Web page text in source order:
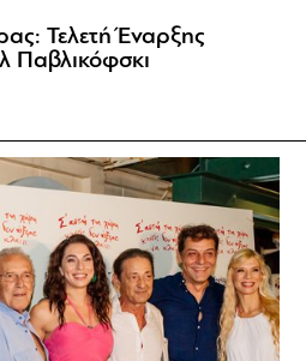
Τελετή Έναρξης
Παβλικόφσκι